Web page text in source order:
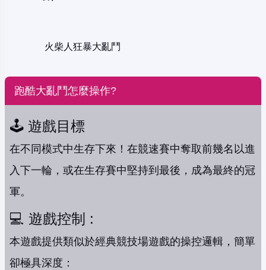
火柴人狂暴大亂鬥
跑酷大亂鬥怎麼操作?
🕹️ 遊戲目標
在不同模式中生存下來！在競速賽中奪取前幾名以進
入下一輪，或在生存賽中堅持到最後，成為最終的冠
軍。
💻 遊戲控制 :
本遊戲提供類似於經典競技場遊戲的操控邏輯，簡單
卻極具深度：